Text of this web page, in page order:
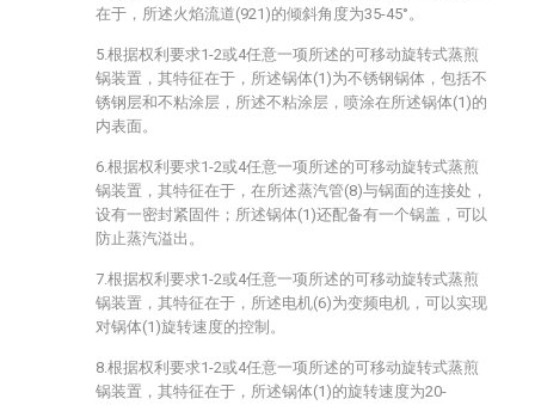
在于，所述火焰流道(921)的倾斜角度为35-45°。
5.根据权利要求1-2或4任意一项所述的可移动旋转式蒸煎
锅装置，其特征在于，所述锅体(1)为不锈钢锅体，包括不
锈钢层和不粘涂层，所述不粘涂层，喷涂在所述锅体(1)的
内表面。
6.根据权利要求1-2或4任意一项所述的可移动旋转式蒸煎
锅装置，其特征在于，在所述蒸汽管(8)与锅面的连接处，
设有一密封紧固件；所述锅体(1)还配备有一个锅盖，可以
防止蒸汽溢出。
7.根据权利要求1-2或4任意一项所述的可移动旋转式蒸煎
锅装置，其特征在于，所述电机(6)为变频电机，可以实现
对锅体(1)旋转速度的控制。
8.根据权利要求1-2或4任意一项所述的可移动旋转式蒸煎
锅装置，其特征在于，所述锅体(1)的旋转速度为20-